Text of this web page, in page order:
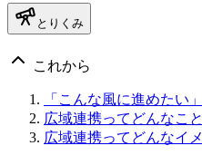
とりくみ
これから
「こんな風に進めたい
広域連携ってどんなこ
広域連携ってどんなイ